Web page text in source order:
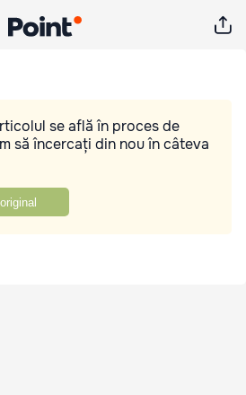
se află în proces de
să încercați din nou în câteva